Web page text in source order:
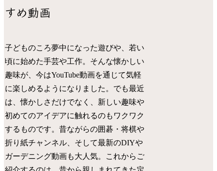
すめ動画
子どものころ夢中になった遊びや、若い
頃に始めた手芸や工作。そんな懐かしい
趣味が、今はYouTube動画を通じて気軽
に楽しめるようになりました。でも最近
は、懐かしさだけでなく、新しい趣味や
初めてのアイデアに触れるのもワクワク
するものです。昔ながらの囲碁・将棋や
折り紙チャンネル、そして最新のDIYや
ガーデニング動画も大人気。これからご